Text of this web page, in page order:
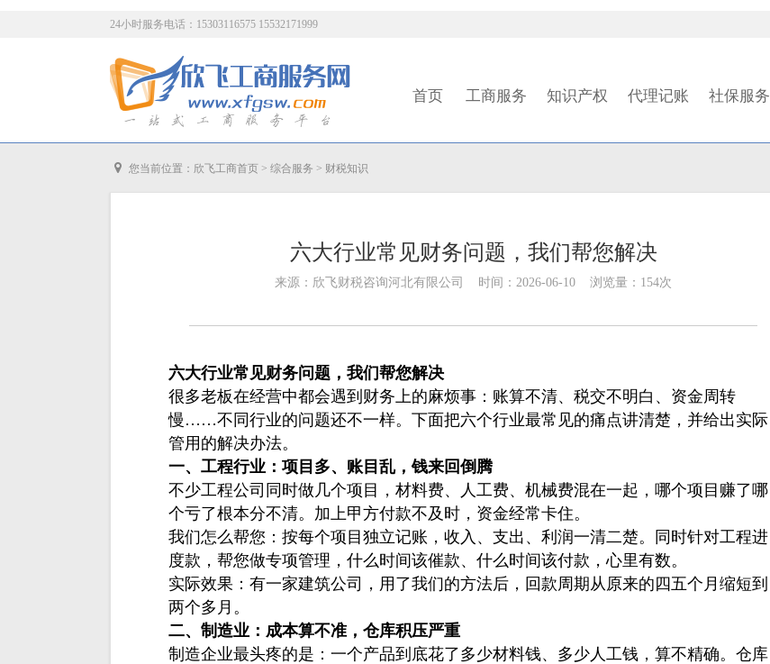
24小时服务电话：15303116575 15532171999
首页 工商服务 知识产权 代理记账 社保服务
您当前位置： 欣飞工商首页 > 综合服务 > 财税知识
六大行业常见财务问题，我们帮您解决
来源：欣飞财税咨询河北有限公司 时间：2026-06-10 浏览量：154次
六大行业常见财务问题，我们帮您解决
很多老板在经营中都会遇到财务上的麻烦事：账算不清、税交不明白、资金周转
慢……不同行业的问题还不一样。下面把六个行业最常见的痛点讲清楚，并给出实际
管用的解决办法。
一、工程行业：项目多、账目乱，钱来回倒腾
不少工程公司同时做几个项目，材料费、人工费、机械费混在一起，哪个项目赚了哪
个亏了根本分不清。加上甲方付款不及时，资金经常卡住。
我们怎么帮您：按每个项目独立记账，收入、支出、利润一清二楚。同时针对工程进
度款，帮您做专项管理，什么时间该催款、什么时间该付款，心里有数。
实际效果：有一家建筑公司，用了我们的方法后，回款周期从原来的四五个月缩短到
两个多月。
二、制造业：成本算不准，仓库积压严重
制造企业最头疼的是：一个产品到底花了多少材料钱、多少人工钱，算不精确。仓库